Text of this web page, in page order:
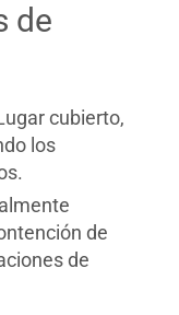
de
cubierto,
los
de
de